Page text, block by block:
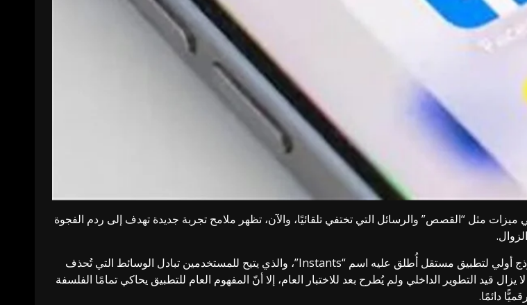
مثل “القصص” والرسائل التي تختفي تلقائيًا، والآن، تظهر ملامح تجربة جديدة تهدف إلى ردم الفجوة
ووفقًا لما أورده تقرير لموقع “بيزنس إنسايدر”، تعمل “ميتا” داخليًا على تطوير نموذج أولي لتطبيق مستقل أُطلق عليه اسم “Instants”، والذي يتيح للمستخدمين تبادل الوسائط التي تُحذف
قيد التطوير الداخلي ولم يُطرح بعد للاختبار العام، إلا أنّ المفهوم العام للتطبيق يحاكي تمامًا الفلسفة
دائمًا.